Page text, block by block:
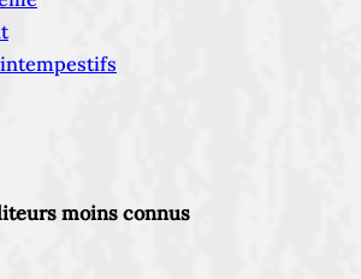
moins connus